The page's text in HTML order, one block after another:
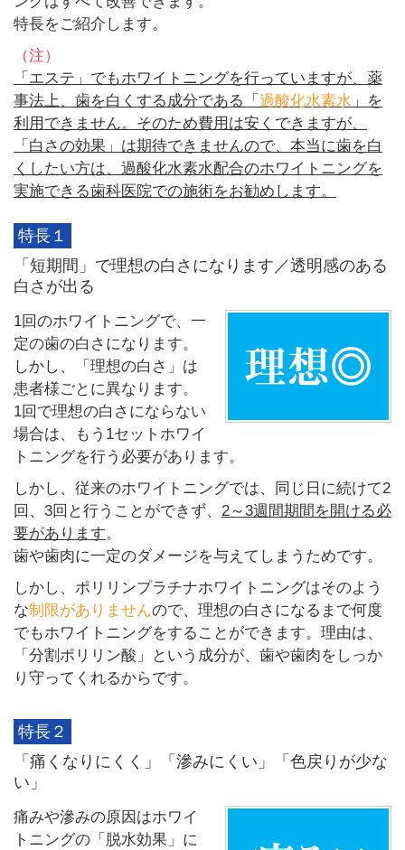
特長をご紹介します。
（注）
「エステ」でもホワイトニングを行っていますが、薬
事法上、歯を白くする成分である「 過酸化水素水 」を
利用できません。そのため費用は安くできますが、
「白さの効果」は期待できませんので、本当に歯を白
くしたい方は、過酸化水素水配合のホワイトニングを
実施できる歯科医院での施術をお勧めします。
特長１
「短期間」で理想の白さになります／透明感のある
白さが出る
1回のホワイトニングで、一
定の歯の白さになります。
しかし、「理想の白さ」は
患者様ごとに異なります。
1回で理想の白さにならない
場合は、もう1セットホワイ
トニングを行う必要があります。
しかし、従来のホワイトニングでは、同じ日に続けて2
回、3回と行うことができず、 2～3週間期間を開ける必
要があります。
歯や歯肉に一定のダメージを与えてしまうためです。
しかし、ポリリンプラチナホワイトニングはそのよう
な制限がありませんので、理想の白さになるまで何度
でもホワイトニングをすることができます。理由は、
「分割ポリリン酸」という成分が、歯や歯肉をしっか
り守ってくれるからです。
特長２
「痛くなりにくく」「滲みにくい」「色戻りが少な
い」
痛みや滲みの原因はホワイ
トニングの「脱水効果」に